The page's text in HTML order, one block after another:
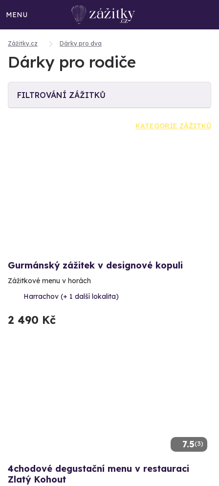
MENU
Zážitky.cz Dárky pro dva
Dárky pro rodiče
FILTROVÁNÍ ZÁŽITKŮ
KATEGORIE ZÁŽITKŮ
Gurmánský zážitek v designové kopuli
Zážitkové menu v horách
Harrachov (+ 1 další lokalita)
2 490 Kč
7.5(3)
4chodové degustační menu v restauraci
Zlatý Kohout